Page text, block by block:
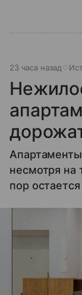
23 часа назад
несмотря на
пор